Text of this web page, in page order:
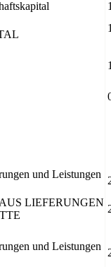
und Leistungen
LIEFERUNGEN
und Leistungen